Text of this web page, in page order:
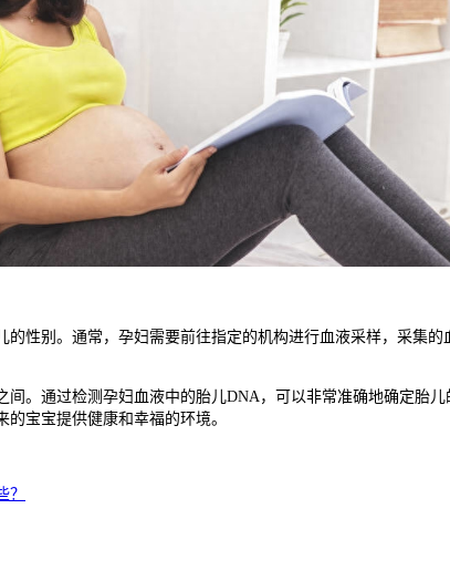
别。通常，孕妇需要前往指定的机构进行血液采样，采集
通过检测孕妇血液中的胎儿DNA，可以非常准确地确定胎
宝宝提供健康和幸福的环境。